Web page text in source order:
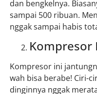
dan bengkelnya.
sampai 500 ribuan.
nggak sampai habis
Kompresor
Kompresor ini
wah bisa berabe! Ciri-
dinginnya nggak